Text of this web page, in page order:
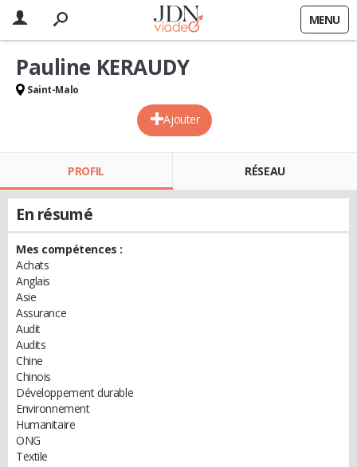
MENU
Ajouter
Pauline KERAUDY
Saint-Malo
PROFIL RÉSEAU
En résumé
Mes compétences :
Achats
Anglais
Asie
Assurance
Audit
Audits
Chine
Chinois
Développement durable
Environnement
Humanitaire
ONG
Textile